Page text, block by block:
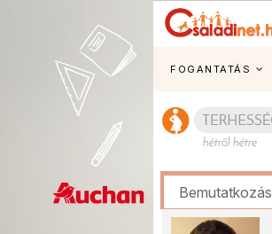
FOGANTATÁS
Bemutatkozás